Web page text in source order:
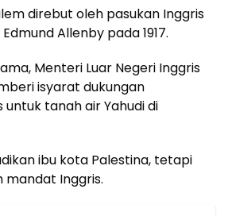
direbut oleh pasukan Inggris
Allenby pada 1917.
Menteri Luar Negeri Inggris
isyarat dukungan
tanah air Yahudi di
ibu kota Palestina, tetapi
mandat Inggris.